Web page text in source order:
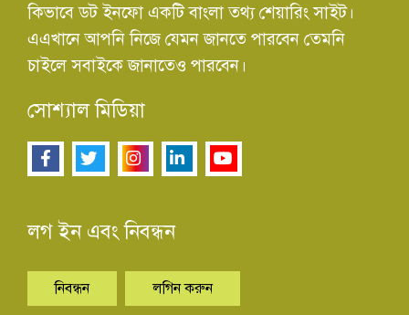
কিভাবে ডট ইনফো একটি বাংলা তথ্য শেয়ারিং সাইট।
এএখানে আপনি নিজে যেমন জানতে পারবেন তেমনি
চাইলে সবাইকে জানাতেও পারবেন।
সোশ্যাল মিডিয়া
লগ ইন এবং নিবন্ধন
নিবন্ধন লগিন করুন